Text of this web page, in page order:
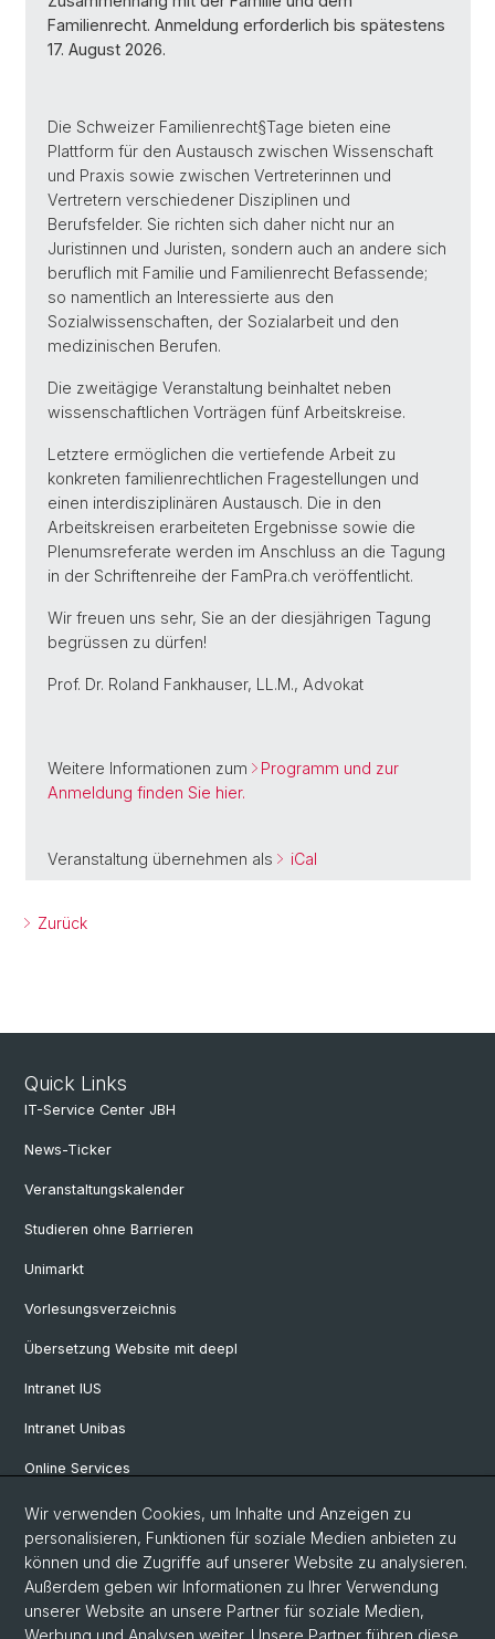
Familienrecht. Anmeldung erforderlich bis spätestens
17. August 2026.
Die Schweizer Familienrecht§Tage bieten eine
Plattform für den Austausch zwischen Wissenschaft
und Praxis sowie zwischen Vertreterinnen und
Vertretern verschiedener Disziplinen und
Berufsfelder. Sie richten sich daher nicht nur an
Juristinnen und Juristen, sondern auch an andere sich
beruflich mit Familie und Familienrecht Befassende;
so namentlich an Interessierte aus den
Sozialwissenschaften, der Sozialarbeit und den
medizinischen Berufen.
Die zweitägige Veranstaltung beinhaltet neben
wissenschaftlichen Vorträgen fünf Arbeitskreise.
Letztere ermöglichen die vertiefende Arbeit zu
konkreten familienrechtlichen Fragestellungen und
einen interdisziplinären Austausch. Die in den
Arbeitskreisen erarbeiteten Ergebnisse sowie die
Plenumsreferate werden im Anschluss an die Tagung
in der Schriftenreihe der FamPra.ch veröffentlicht.
Wir freuen uns sehr, Sie an der diesjährigen Tagung
begrüssen zu dürfen!
Prof. Dr. Roland Fankhauser, LL.M., Advokat
Weitere Informationen zum
Programm und zur
Anmeldung finden Sie hier.
Veranstaltung übernehmen als iCal
Zurück
Quick Links
IT-Service Center JBH
News-Ticker
Veranstaltungskalender
Studieren ohne Barrieren
Unimarkt
Vorlesungsverzeichnis
Übersetzung Website mit deepl
Intranet IUS
Intranet Unibas
Online Services
Social Media
Instagram
Wir verwenden Cookies, um Inhalte und Anzeigen zu
personalisieren, Funktionen für soziale Medien anbieten zu
können und die Zugriffe auf unserer Website zu analysieren.
Außerdem geben wir Informationen zu Ihrer Verwendung
unserer Website an unsere Partner für soziale Medien,
Werbung und Analysen weiter. Unsere Partner führen diese